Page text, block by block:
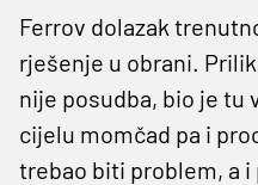
Ferrov dolazak
rješenje u obrani.
nije posudba, bio je tu
cijelu momčad pa i
trebao biti problem, a